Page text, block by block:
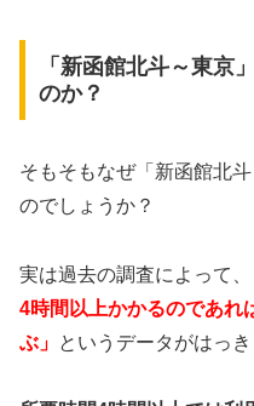
「新函館北斗～東京
のか？
そもそもなぜ「新函館北
のでしょうか？
実は過去の調査によって、
4時間以上かかるのであれ
ぶ」 というデータがはっ